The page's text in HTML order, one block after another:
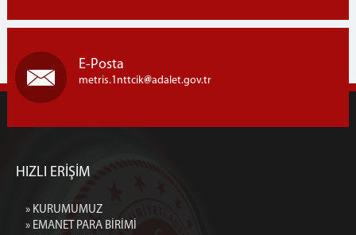
E-Posta
metris.1nttcik adalet.gov.tr
HIZLI ERİŞİM
» KURUMUMUZ
» EMANET PARA BİRİMİ